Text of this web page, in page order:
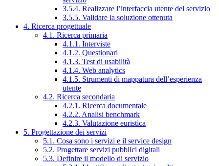
3.5.4. Realizzare l’interfaccia utente del servizio
3.5.5. Validare la soluzione ottenuta
4. Ricerca progettuale
4.1. Ricerca primaria
4.1.1. Interviste
4.1.2. Questionari
4.1.3. Test di usabilità
4.1.4. Web analytics
4.1.5. Strumenti di mappatura dell’esperienza
utente
4.2. Ricerca secondaria
4.2.1. Ricerca documentale
4.2.2. Analisi benchmark
4.2.3. Valutazione euristica
5. Progettazione dei servizi
5.1. Cosa sono i servizi e il service design
5.2. Progettare servizi pubblici digitali
5.3. Definire il modello di servizio